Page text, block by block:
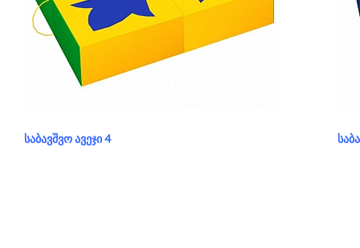
ᲡᲐᲑᲐᲕᲨᲕᲝ ᲐᲕᲔᲯᲘ 4